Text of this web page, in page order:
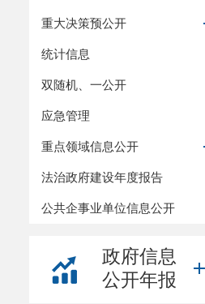
重大决策预公开
统计信息
双随机、一公开
应急管理
重点领域信息公开
法治政府建设年度报告
公共企事业单位信息公开
政府信息
公开年报